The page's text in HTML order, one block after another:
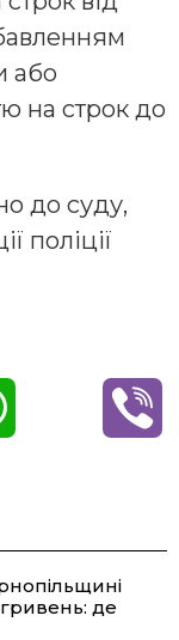
або
на строк до
до суду,
поліції
t
де